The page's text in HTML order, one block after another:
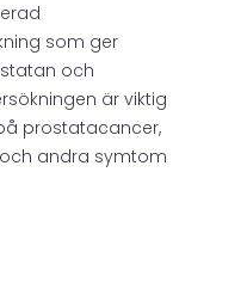
som ger
och
är viktig
prostatacancer,
andra symtom